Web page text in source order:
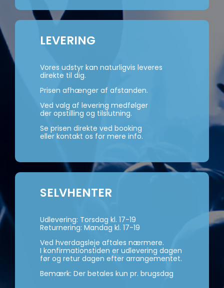
LEVERING
Vores udstyr kan naturligvis leveres
direkte til dig.
Prisen afhænger af afstanden.
Ved valg af levering medfølger
der opstilling og tilslutning.
Se prisen direkte ved booking
eller kontakt os for mere info.
SELVHENTER
Udlevering: Torsdag kl. 17-19
Returnering: Mandag kl. 17-19
Ved hverdagsleje aftales nærmere.
I konfirmationstiden er udlevering dagen
før og retur dagen efter arrangementet.
Bemærk: Der betales kun pr. brugsdag